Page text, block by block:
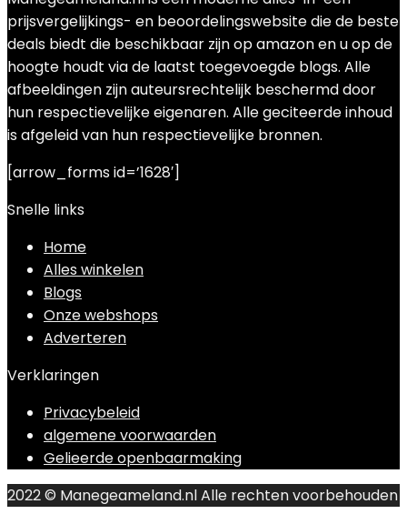
prijsvergelijkings- en beoordelingswebsite die de beste
deals biedt die beschikbaar zijn op amazon en u op de
hoogte houdt via de laatst toegevoegde blogs. Alle
afbeeldingen zijn auteursrechtelijk beschermd door
hun respectievelijke eigenaren. Alle geciteerde inhoud
is afgeleid van hun respectievelijke bronnen.
[arrow_forms id=’1628′]
Snelle links
Home
Alles winkelen
Blogs
Onze webshops
Adverteren
Verklaringen
Privacybeleid
algemene voorwaarden
Gelieerde openbaarmaking
2022 © Manegeameland.nl Alle rechten voorbehouden